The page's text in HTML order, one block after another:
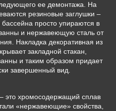
ее демонтажа. На
резиновые заглушки –
просто упираются в
и нержавеющую сталь от
Накладка декоративная из
закладной стакан,
и таким образом придает
завершенный вид.
хромосодержащий сплав
«нержавеющие» свойства,